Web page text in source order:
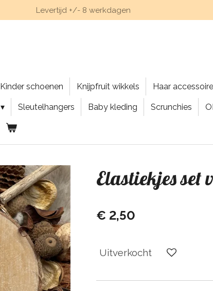
Levertijd +/- 8 werkdagen
Kinder schoenen Knijpfruit wikkels Haar
Sleutelhangers Baby kleding Scrunchies
Elastiekjes set
€ 2,50
Uitverkocht